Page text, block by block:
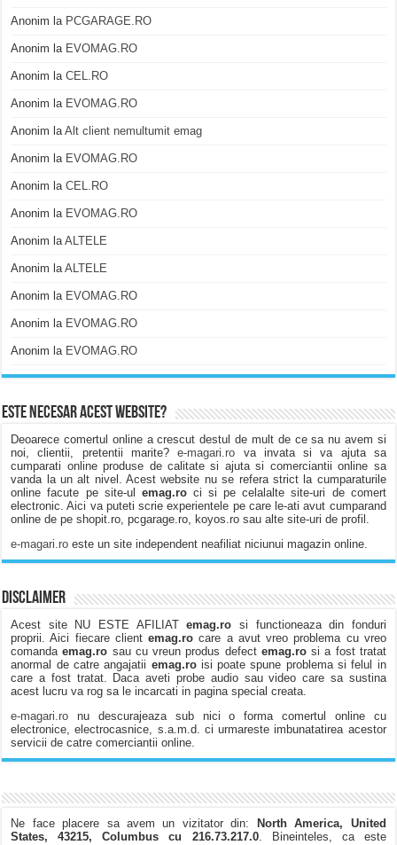
Anonim la PCGARAGE.RO
Anonim la EVOMAG.RO
Anonim laCEL.RO
Anonim la EVOMAG.RO
Anonim laAlt client nemultumit emag
Anonim la EVOMAG.RO
Anonim laCEL.RO
Anonim la EVOMAG.RO
Anonim laALTELE
Anonim laALTELE
Anonim la EVOMAG.RO
Anonim la EVOMAG.RO
Anonim la EVOMAG.RO
Este necesar acest website?
Deoarece comertul online a crescut destul de mult de ce sa nu avem si
noi, clientii, pretentii marite?e-magari.ro va invata si va ajuta sa
cumparati online produse de calitate si ajuta si comerciantii online sa
vanda la un alt nivel. Acest website nu se refera strict la cumparaturile
online facute pe site-ul emag.roci si pe celalalte site-uri de comert
electronic. Aici va puteti scrie experientele pe care le-ati avut cumparand
online de pe shopit.ro, pcgarage.ro, koyos.ro sau alte site-uri de profil.
e-magari.ro este un site independent neafiliat niciunui magazin online.
Disclaimer
Acest site NU ESTE AFILIATemag.ro si functioneaza din fonduri
proprii. Aici fiecare clientemag.ro care a avut vreo problema cu vreo
comandaemag.ro sau cu vreun produs defect emag.rosi a fost tratat
anormal de catre angajatii emag.roisi poate spune problema si felul in
care a fost tratat. Daca aveti probe audio sau video care sa sustina
acest lucru va rog sa le incarcati in pagina special creata.
e-magari.ro nu descurajeaza sub nici o forma comertul online cu
electronice, electrocasnice, s.a.m.d. ci urmareste imbunatatirea acestor
servicii de catre comerciantii online.
Ne face placere sa avem un vizitator din:
North America, United
States, 43215, Columbus cu 216.73.217.0. Bineinteles, ca este